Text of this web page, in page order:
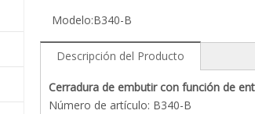
Modelo:B340-B
Descripción del Producto
Cerradura de embutir con función de
Número de artículo: B340-B